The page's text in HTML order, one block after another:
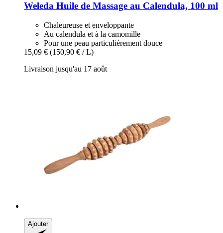
Weleda Huile de Massage au Calendula, 100 ml
Chaleureuse et enveloppante
Au calendula et à la camomille
Pour une peau particulièrement douce
15,09 € (150,90 € / L)
Livraison jusqu'au 17 août
Ajouter